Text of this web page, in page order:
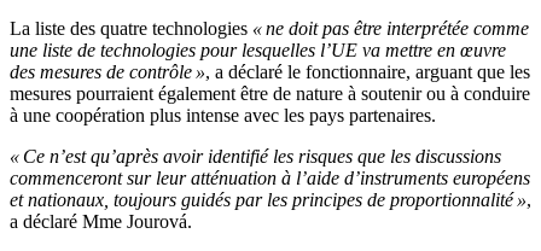
La liste des quatre technologies « ne doit pas être interprétée comme
une liste de technologies pour lesquelles l’UE va mettre en œuvre
des mesures de contrôle », a déclaré le fonctionnaire, arguant que les
mesures pourraient également être de nature à soutenir ou à conduire
à une coopération plus intense avec les pays partenaires.
« Ce n’est qu’après avoir identifié les risques que les discussions
commenceront sur leur atténuation à l’aide d’instruments européens
et nationaux, toujours guidés par les principes de proportionnalité »,
a déclaré Mme Jourová.